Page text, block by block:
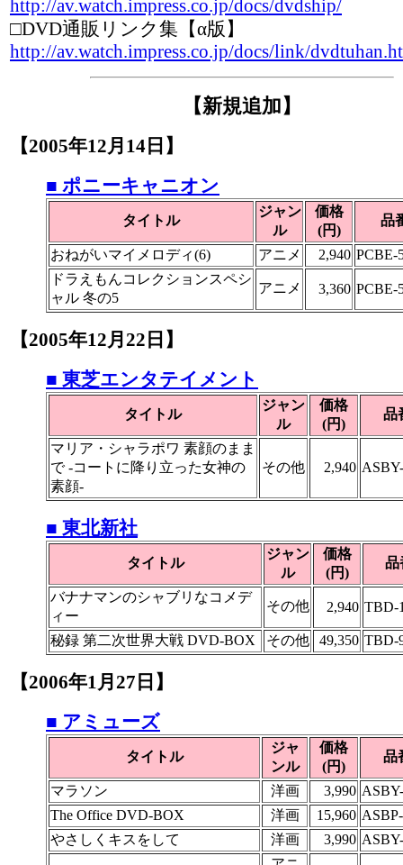
http://av.watch.impress.co.jp/docs/dvdship/
□DVD通販リンク集【α版】
http://av.watch.impress.co.jp/docs/link/
【新規追加】
【2005年12月14日】
■ ポニーキャニオン
タイトル
ジャン
ル
価格
(円)
品
おねがいマイメロディ(6) アニメ 2,940 PCBE-
ドラえもんコレクションスペシ
ャル 冬の5
アニメ 3,360 PCBE-
【2005年12月22日】
■ 東芝エンタテイメント
タイトル
ジャン
ル
価格
(円)
品
マリア・シャラポワ 素顔のまま
で -コートに降り立った女神の
素顔-
その他 2,940
■ 東北新社
タイトル
ジャン
ル
価格
(円)
品
バナナマンのシャブリなコメデ
ィー
その他 2,940 TBD-
秘録 第二次世界大戦 DVD-BOX その他 49,350 TBD-
【2006年1月27日】
■ アミューズ
タイトル
ジャ
ンル
価格
(円)
品
マラソン 洋画 3,990
The Office DVD-BOX
洋画 15,960
やさしくキスをして
洋画 3,990